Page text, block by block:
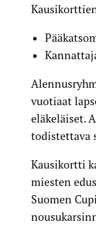
vuotiaat
eläkeläiset.
todistettava
Kausikortti
miesten
Suomen